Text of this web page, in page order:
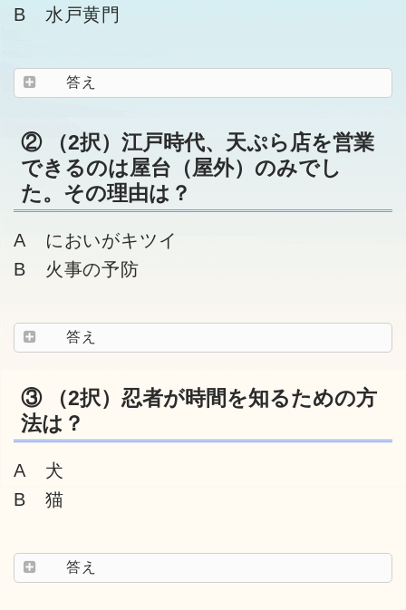
B 水戸黄門
答え
② （2択）江戸時代、天ぷら店を営業
できるのは屋台（屋外）のみでし
た。その理由は？
A においがキツイ
B 火事の予防
答え
③ （2択）忍者が時間を知るための方
法は？
A 犬
B 猫
答え